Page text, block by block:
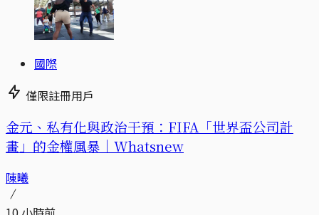
國際
僅限註冊用戶
金元、私有化與政治干預：FIFA「世界盃公司計
畫」的金權風暴｜Whatsnew
陳曦